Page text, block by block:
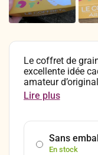
Le coffret de
excellente idée
amateur
battus du «
avec des récoltes
non traitées de
variétés
Lire plus
Sans
En stock